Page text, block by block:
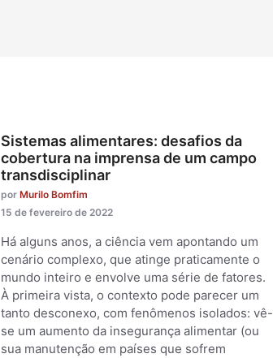
Sistemas alimentares: desafios da
cobertura na imprensa de um campo
transdisciplinar
por Murilo Bomfim
15 de fevereiro de 2022
Há alguns anos, a ciência vem apontando um
cenário complexo, que atinge praticamente o
mundo inteiro e envolve uma série de fatores.
À primeira vista, o contexto pode parecer um
tanto desconexo, com fenômenos isolados: vê-
se um aumento da insegurança alimentar (ou
sua manutenção em países que sofrem